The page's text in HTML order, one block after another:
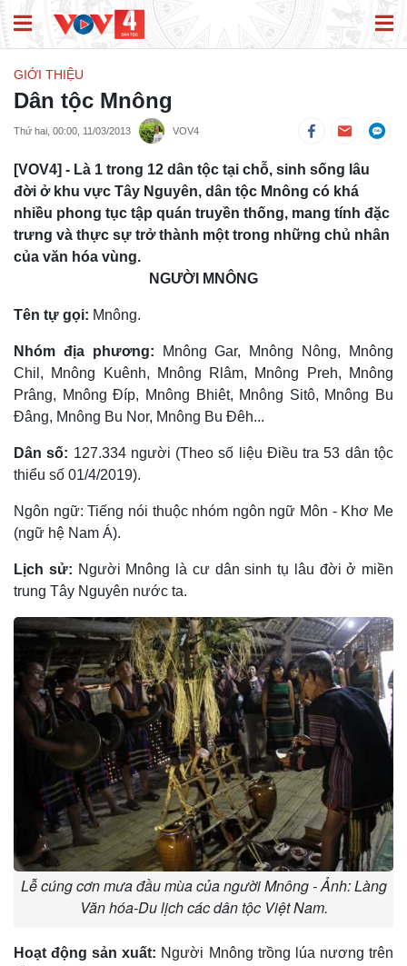
GIỚI THIỆU
Dân tộc Mnông
Thứ hai, 00:00, 11/03/2013 VOV4
[VOV4] - Là 1 trong 12 dân tộc tại chỗ, sinh sống lâu
đời ở khu vực Tây Nguyên, dân tộc Mnông có khá
nhiều phong tục tập quán truyền thống, mang tính đặc
trưng và thực sự trở thành một trong những chủ nhân
của văn hóa vùng.
NGƯỜI MNÔNG
Tên tự gọi: Mnông.
Nhóm địa phương: Mnông Gar, Mnông Nông, Mnông
Chil, Mnông Kuênh, Mnông Rlâm, Mnông Preh, Mnông
Prâng, Mnông Ðíp, Mnông Bhiêt, Mnông Sitô, Mnông Bu
Ðâng, Mnông Bu Nor, Mnông Bu Ðêh...
Dân số: 127.334 người (Theo số liệu Điều tra 53 dân tộc
thiểu số 01/4/2019).
Ngôn ngữ: Tiếng nói thuộc nhóm ngôn ngữ Môn - Khơ Me
(ngữ hệ Nam Á).
Lịch sử: Người Mnông là cư dân sinh tụ lâu đời ở miền
trung Tây Nguyên nước ta.
Lễ cúng cơn mưa đầu mùa của người Mnông - Ảnh: Làng
Văn hóa-Du lịch các dân tộc Việt Nam.
Hoạt động sản xuất: Người Mnông trồng lúa nương trên